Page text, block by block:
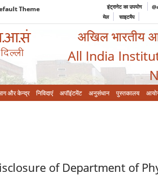
Theme इंट्रानेट का उपयोग
मेल
साइटमैप
अखिल भारतीय
All India
और केन्‍द्र निविदाएं अपॉइंटमेंट अनुसंधान पुस्तकालय
of Department of